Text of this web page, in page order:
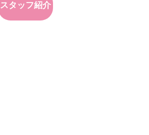
スタッフ紹介